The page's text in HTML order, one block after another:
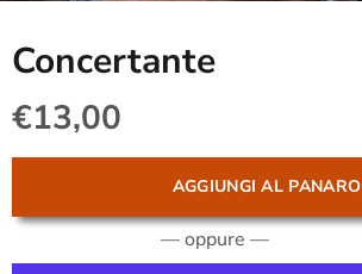
Concertante
€13,00
AGGIUNGI AL PANARO
— oppure —